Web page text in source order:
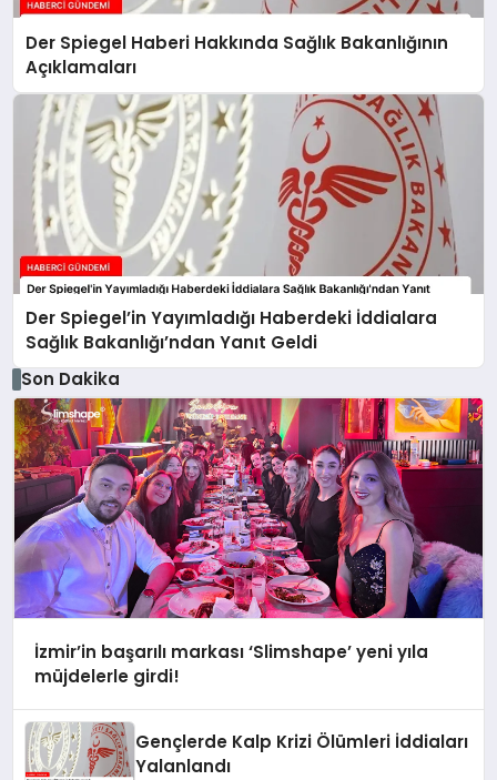
Der Spiegel Haberi Hakkında Sağlık Bakanlığının
Açıklamaları
Der Spiegel’in Yayımladığı Haberdeki İddialara
Sağlık Bakanlığı’ndan Yanıt Geldi
Son Dakika
İzmir’in başarılı markası ‘Slimshape’ yeni yıla
müjdelerle girdi!
Gençlerde Kalp Krizi Ölümleri İddiaları
Yalanlandı